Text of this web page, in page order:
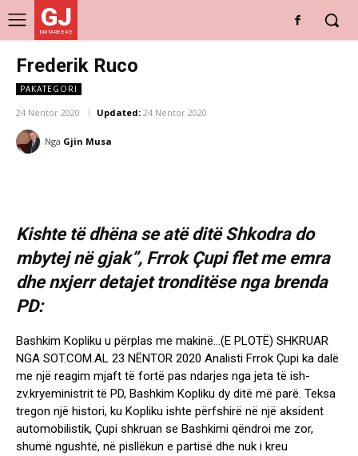
GJ
DRITARE E RE
Frederik Ruco
PAKATEGORI
24 Nëntor 2020 Updated: 24 Nëntor 2020
Nga Gjin Musa
Kishte të dhëna se atë ditë Shkodra do
mbytej në gjak”, Frrok Çupi flet me emra
dhe nxjerr detajet tronditëse nga brenda
PD:
Bashkim Kopliku u përplas me makinë…(E PLOTË) SHKRUAR
NGA SOT.COM.AL 23 NËNTOR 2020 Analisti Frrok Çupi ka dalë
me një reagim mjaft të fortë pas ndarjes nga jeta të ish-
zv.kryeministrit të PD, Bashkim Kopliku dy ditë më parë. Teksa
tregon një histori, ku Kopliku ishte përfshirë në një aksident
automobilistik, Çupi shkruan se Bashkimi qëndroi me zor,
shumë ngushtë, në pisllëkun e partisë dhe nuk i kreu